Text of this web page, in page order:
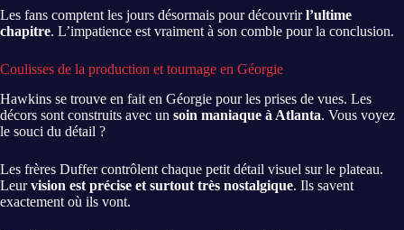
Les fans comptent les jours désormais pour découvrirl’ultime
chapitre. L’impatience est vraiment à son comble pour la conclusion.
Coulisses de la production et tournage en Géorgie
Hawkins se trouve en fait en Géorgie pour les prises de vues. Les
décors sont construits avec un soin maniaque à Atlanta. Vous voyez
le souci du détail ?
Les frères Duffer contrôlent chaque petit détail visuel sur le plateau.
Leurvision est précise et surtout très nostalgique. Ils savent
exactement où ils vont.